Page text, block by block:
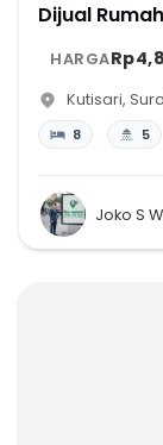
Dijual
HARGA
Kutisari,
8 5
Joko S